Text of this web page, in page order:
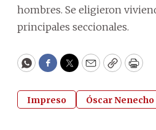
hombres. Se eligieron
principales seccionales.
WhatsApp
Facebook
Twitter
EmailCopyPrint
Impreso Óscar